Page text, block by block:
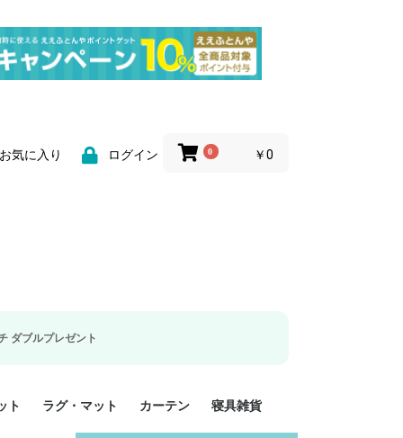
気に入り ログイン 0 ￥0
■Mono Masuter 7月号掲載■
ト ラグ・マット カーテン 寝具雑貨